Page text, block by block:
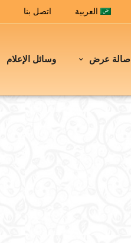
العربية اتصل بنا
صالة عرض وسائل الإعلام